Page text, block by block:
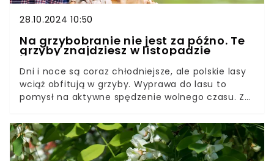
28.10.2024 10:50
Na grzybobranie nie jest za późno. Te
grzyby znajdziesz w listopadzie
Dni i noce są coraz chłodniejsze, ale polskie lasy
wciąż obfitują w grzyby. Wyprawa do lasu to
pomysł na aktywne spędzenie wolnego czasu. Z
Państwowych.